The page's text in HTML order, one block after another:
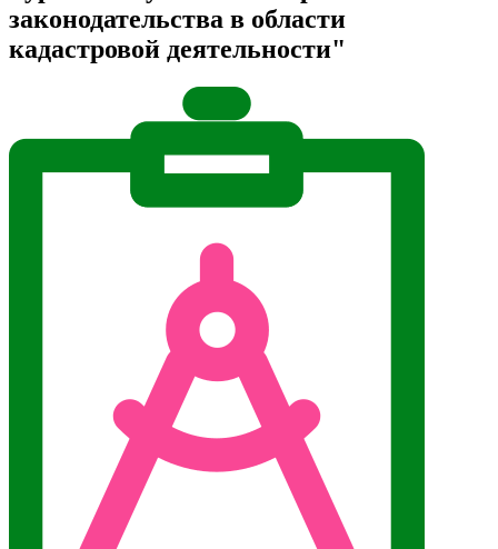
законодательства в области
кадастровой деятельности"